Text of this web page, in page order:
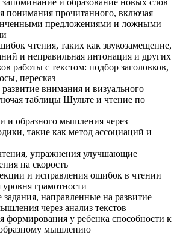
понимания прочитанного, включая
предложениями и ложными
чтения, таких как звукозамещение,
и неправильная интонация и других
работы с текстом: подбор заголовков,
пересказ
внимания и визуального
таблицы Шульте и чтение по
и образного мышления через
такие как метод ассоциаций и
упражнения улучшающие
на скорость
и исправления ошибок в чтении
грамотности
направленные на развитие
через анализ текстов
формирования у ребенка способности к
мышлению